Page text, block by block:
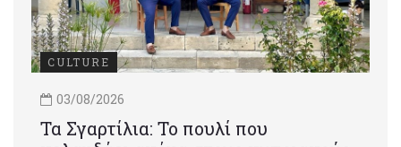
CULTURE
03/08/2026
Τα Σγαρτίλια: Το πουλί που